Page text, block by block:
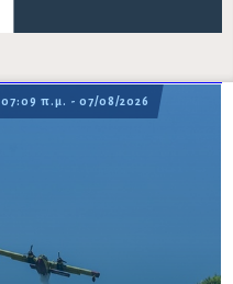
07:09 π.μ. - 07/08/2026